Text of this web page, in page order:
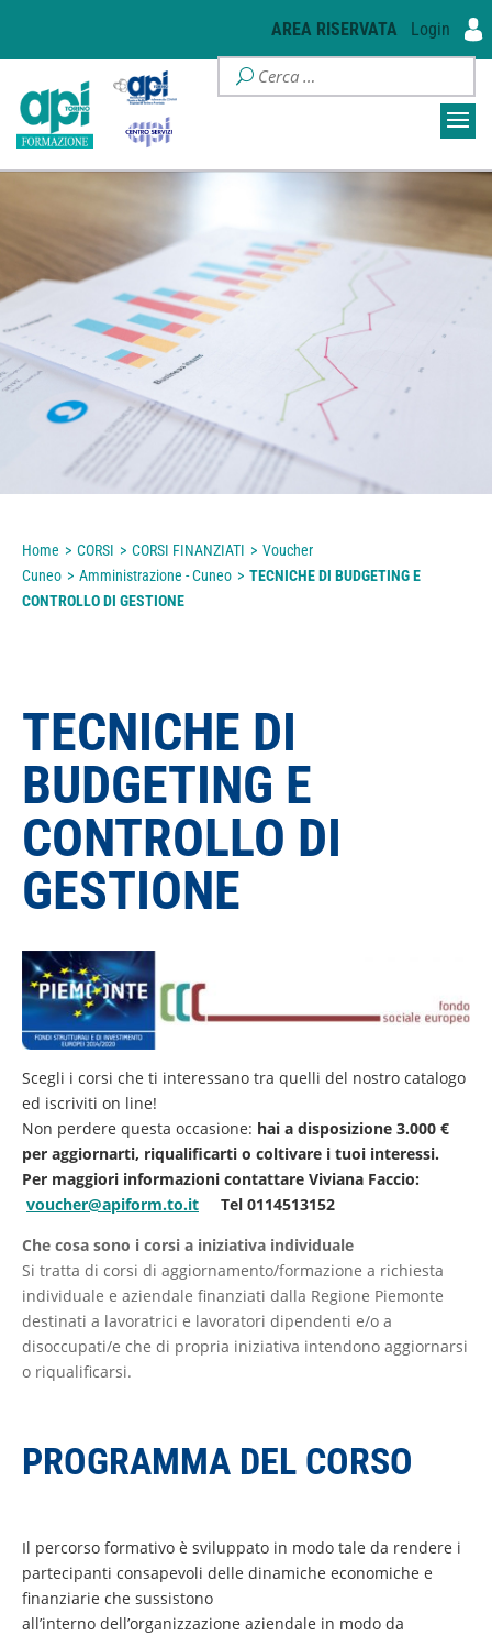
AREA RISERVATA Login
Home > CORSI > CORSI FINANZIATI > Voucher
Cuneo > Amministrazione - Cuneo > TECNICHE DI BUDGETING E
CONTROLLO DI GESTIONE
TECNICHE DI
BUDGETING E
CONTROLLO DI
GESTIONE
Scegli i corsi che ti interessano tra quelli del nostro catalogo
ed iscriviti on line!
Non perdere questa occasione: hai a disposizione 3.000 €
per aggiornarti, riqualificarti o coltivare i tuoi interessi.
Per maggiori informazioni contattare Viviana Faccio:
voucher@apiform.to.it Tel 0114513152
Che cosa sono i corsi a iniziativa individuale
Si tratta di corsi di aggiornamento/formazione a richiesta
individuale e aziendale finanziati dalla Regione Piemonte
destinati a lavoratrici e lavoratori dipendenti e/o a
disoccupati/e che di propria iniziativa intendono aggiornarsi
o riqualificarsi.
PROGRAMMA DEL CORSO
Il percorso formativo è sviluppato in modo tale da rendere i
partecipanti consapevoli delle dinamiche economiche e
finanziarie che sussistono
all’interno dell’organizzazione aziendale in modo da